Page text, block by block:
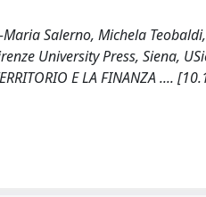
Salerno, Michela
University Press, Siena,
E LA FINANZA ....